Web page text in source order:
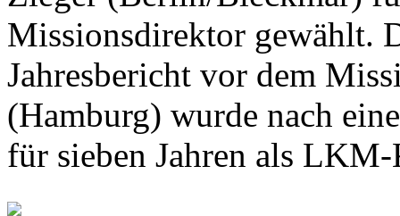
Missionsdirektor gewählt.
Jahresbericht vor dem
(Hamburg) wurde nach
für sieben Jahren als